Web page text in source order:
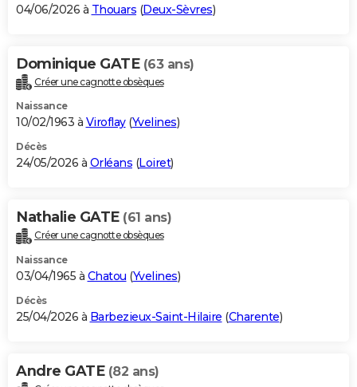
04/06/2026 à Thouars (Deux-Sèvres)
Dominique GATE (63 ans)
Créer une cagnotte obsèques
Naissance
10/02/1963 à Viroflay(Yvelines)
Décès
24/05/2026 à Orléans (Loiret)
Nathalie GATE (61 ans)
Créer une cagnotte obsèques
Naissance
03/04/1965 à Chatou (Yvelines)
Décès
25/04/2026 à Barbezieux-Saint-Hilaire (Charente)
Andre GATE (82 ans)